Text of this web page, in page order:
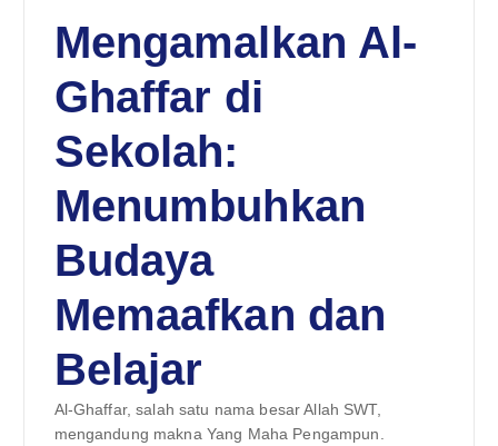
Mengamalkan Al-
Ghaffar di
Sekolah:
Menumbuhkan
Budaya
Memaafkan dan
Belajar
Al-Ghaffar, salah satu nama besar Allah SWT,
mengandung makna Yang Maha Pengampun.